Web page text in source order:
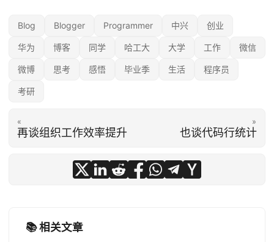
Blog Blogger Programmer 中兴 创业
华为 博客 同学 哈工大 大学 工作 微信
微博 思考 感悟 毕业季 生活 程序员
考研
«
再谈组织工作效率提升
»
也谈代码行统计
📚 相关文章